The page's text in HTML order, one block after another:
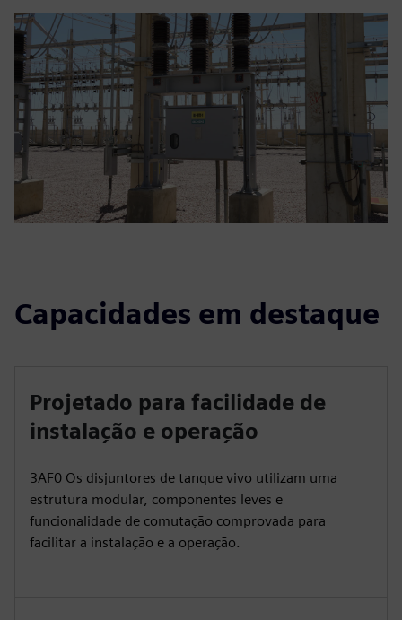
Capacidades em destaque
Projetado para facilidade de
instalação e operação
3AF0 Os disjuntores de tanque vivo utilizam uma
estrutura modular, componentes leves e
funcionalidade de comutação comprovada para
facilitar a instalação e a operação.